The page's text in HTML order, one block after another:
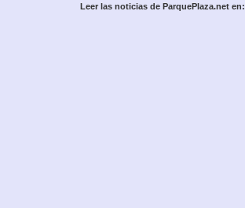
Leer las noticias de ParquePlaza.net en: